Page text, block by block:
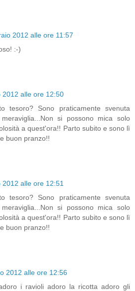
2012 alle ore 11:57
:-)
2012 alle ore 12:50
tesoro? Sono praticamente svenuta
si possono mica solo
a quest'ora!! Parto subito e sono lì
buon pranzo!!
alle ore 12:51
tesoro? Sono praticamente svenuta
si possono mica solo
a quest'ora!! Parto subito e sono lì
buon pranzo!!
2012 alle ore 12:56
i ravioli adoro la ricotta adoro gli